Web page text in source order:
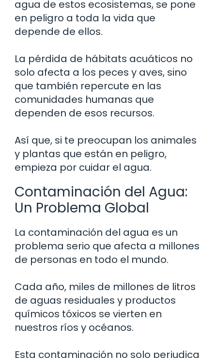
agua de estos ecosistemas, se pone
en peligro a toda la vida que
depende de ellos.
La pérdida de hábitats acuáticos no
solo afecta a los peces y aves, sino
que también repercute en las
comunidades humanas que
dependen de esos recursos.
Así que, si te preocupan los animales
y plantas que están en peligro,
empieza por cuidar el agua.
Contaminación del Agua:
Un Problema Global
La contaminación del agua es un
problema serio que afecta a millones
de personas en todo el mundo.
Cada año, miles de millones de litros
de aguas residuales y productos
químicos tóxicos se vierten en
nuestros ríos y océanos.
Esta contaminación no solo perjudica